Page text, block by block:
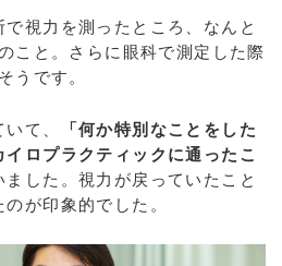
視力を測ったところ、なんと
こと。さらに眼科で測定した際
うです。
て、
「何か特別なことをした
ロプラクティックに通ったこ
ました。視力が戻っていたこと
が印象的でした。